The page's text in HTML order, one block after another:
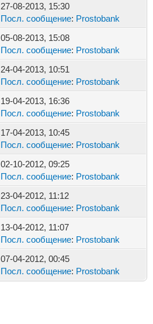
27-08-2013, 15:30
Посл. сообщение: Prostobank
05-08-2013, 15:08
Посл. сообщение: Prostobank
24-04-2013, 10:51
Посл. сообщение: Prostobank
19-04-2013, 16:36
Посл. сообщение: Prostobank
17-04-2013, 10:45
Посл. сообщение: Prostobank
02-10-2012, 09:25
Посл. сообщение: Prostobank
23-04-2012, 11:12
Посл. сообщение: Prostobank
13-04-2012, 11:07
Посл. сообщение: Prostobank
07-04-2012, 00:45
Посл. сообщение: Prostobank